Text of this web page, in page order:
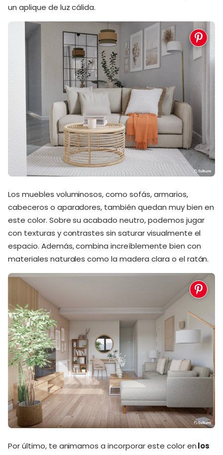
un aplique de luz cálida.
Los muebles voluminosos, como sofás, armarios,
cabeceros o aparadores, también quedan muy bien en
este color. Sobre su acabado neutro, podemos jugar
con texturas y contrastes sin saturar visualmente el
espacio. Además, combina increíblemente bien con
materiales naturales como la madera clara o el ratán.
Por último, te animamos a incorporar este color enlos